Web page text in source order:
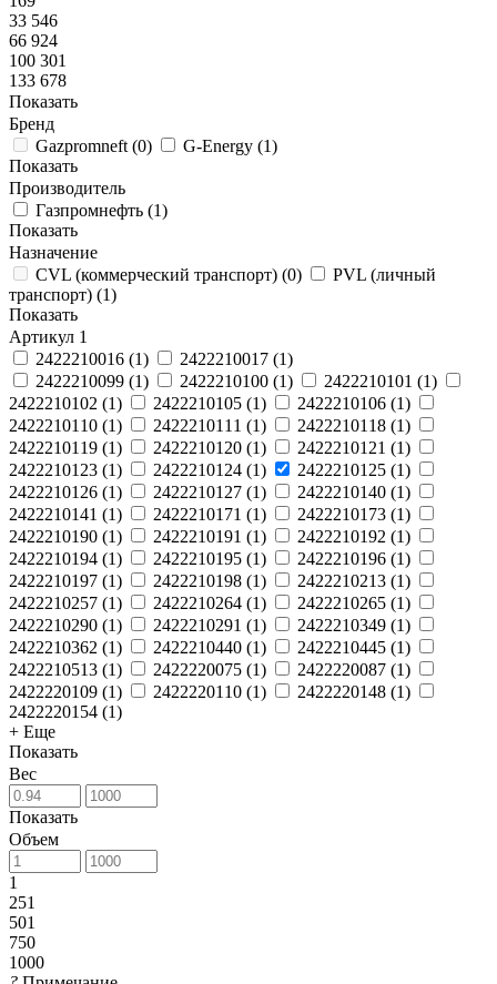
33 546
66 924
100 301
133 678
Показать
Бренд
Gazpromneft (0) G-Energy (1)
Показать
Производитель
Газпромнефть (1)
Показать
Назначение
CVL (коммерческий транспорт) (0)
PVL (личный
транспорт) (1)
Показать
Артикул 1
2422210016 (1) 2422210017 (1)
2422210099 (1) 2422210100 (1) 2422210101 (1)
2422210102 (1) 2422210105 (1) 2422210106 (1)
2422210110 (1) 2422210111 (1) 2422210118 (1)
2422210119 (1) 2422210120 (1) 2422210121 (1)
2422210123 (1) 2422210124 (1) 2422210125 (1)
2422210126 (1) 2422210127 (1) 2422210140 (1)
2422210141 (1) 2422210171 (1) 2422210173 (1)
2422210190 (1) 2422210191 (1) 2422210192 (1)
2422210194 (1) 2422210195 (1) 2422210196 (1)
2422210197 (1) 2422210198 (1) 2422210213 (1)
2422210257 (1) 2422210264 (1) 2422210265 (1)
2422210290 (1) 2422210291 (1) 2422210349 (1)
2422210362 (1) 2422210440 (1) 2422210445 (1)
2422210513 (1) 2422220075 (1) 2422220087 (1)
2422220109 (1) 2422220110 (1) 2422220148 (1)
2422220154 (1)
+ Еще
Показать
Вес
Показать
Объем
1
251
501
750
1000